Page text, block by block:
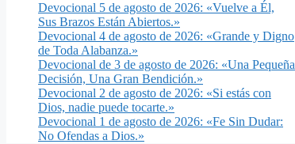
Devocional 5 de agosto de 2026: «Vuelve a Él,
Sus Brazos Están Abiertos.»
Devocional 4 de agosto de 2026: «Grande y Digno
de Toda Alabanza.»
Devocional de 3 de agosto de 2026: «Una Pequeña
Decisión, Una Gran Bendición.»
Devocional 2 de agosto de 2026: «Si estás con
Dios, nadie puede tocarte.»
Devocional 1 de agosto de 2026: «Fe Sin Dudar:
No Ofendas a Dios.»